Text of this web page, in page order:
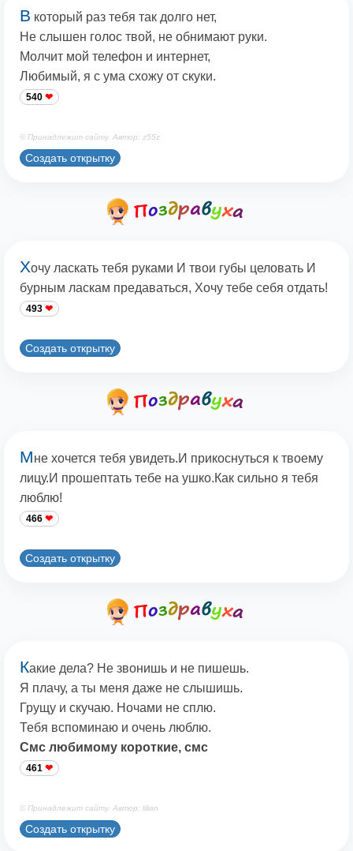
В который раз тебя так долго нет,
Не слышен голос твой, не обнимают руки.
Молчит мой телефон и интернет,
Любимый, я с ума схожу от скуки.
540
© Принадлежит сайту. Автор: z55z
Создать открытку
Хочу ласкать тебя руками И твои губы целовать И
бурным ласкам предаваться, Хочу тебе себя отдать!
493
Создать открытку
Мне хочется тебя увидеть.И прикоснуться к твоему
лицу.И прошептать тебе на ушко.Как сильно я тебя
люблю!
466
Создать открытку
Какие дела? Не звонишь и не пишешь.
Я плачу, а ты меня даже не слышишь.
Грущу и скучаю. Ночами не сплю.
Тебя вспоминаю и очень люблю.
Смс любимому короткие, смс
461
© Принадлежит сайту. Автор: lilian
Создать открытку